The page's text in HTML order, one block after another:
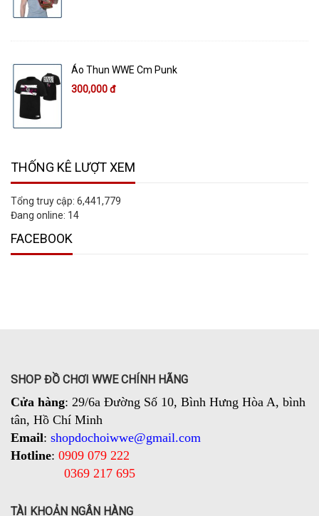
Áo Thun WWE Cm Punk
300,000 đ
THỐNG KÊ LƯỢT XEM
Tổng truy cập: 6,441,779
Đang online: 14
FACEBOOK
SHOP ĐỒ CHƠI WWE CHÍNH HÃNG
Cửa hàng: 29/6a Đường Số 10, Bình Hưng Hòa A, bình
tân, Hồ Chí Minh
Email: shopdochoiwwe@gmail.com
Hotline: 0909 079 222
0369 217 695
TÀI KHOẢN NGÂN HÀNG